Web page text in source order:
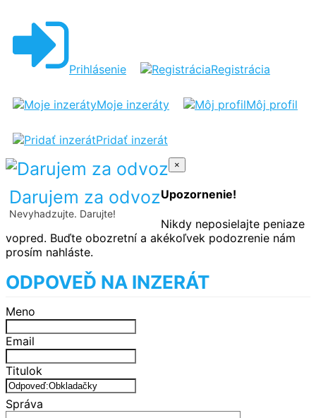
Prihlásenie Registrácia
Moje inzeráty Môj profil
Pridať inzerát
Darujem za odvoz
Nevyhadzujte. Darujte!
×
Upozornenie!
Nikdy neposielajte peniaze
vopred. Buďte obozretní a akékoľvek podozrenie nám
prosím nahláste.
ODPOVEĎ NA INZERÁT
Meno
Email
Titulok
Správa